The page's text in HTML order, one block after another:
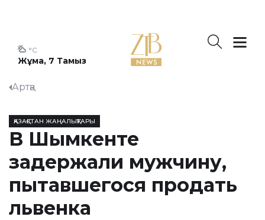
Жұма, 7 Тамыз
°C
Артқа
ҚАЗАҚСТАН ЖАҢАЛЫҚТАРЫ
В Шымкенте
задержали мужчину,
пытавшегося продать
львенка